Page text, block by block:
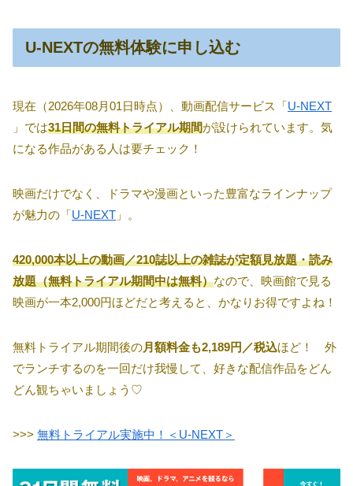
U-NEXTの無料体験に申し込む
現在（2026年08月01日時点）、動画配信サービス「U-NEXT
」では31日間の無料トライアル期間が設けられています。気
になる作品がある人は要チェック！
映画だけでなく、ドラマや漫画といった豊富なラインナップ
が魅力の「U-NEXT 」。
420,000本以上の動画／210誌以上の雑誌が定額見放題・読み
放題（無料トライアル期間中は無料）なので、映画館で見る
映画が一本2,000円ほどだと考えると、かなりお得ですよね！
無料トライアル期間後の月額料金も2,189円／税込ほど！ 外
でランチするのを一回だけ我慢して、好きな配信作品をどん
どん観ちゃいましょう♡
>>> 無料トライアル実施中！＜U-NEXT＞